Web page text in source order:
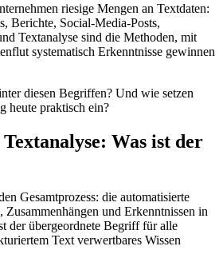
riesige Mengen an Textdaten:
Berichte, Social-Media-Posts,
Textanalyse sind die Methoden, mit
systematisch Erkenntnisse gewinnen
diesen Begriffen? Und wie setzen
heute praktisch ein?
Was ist der
Gesamtprozess: die automatisierte
und Erkenntnissen in
der übergeordnete Begriff für alle
Text verwertbares Wissen